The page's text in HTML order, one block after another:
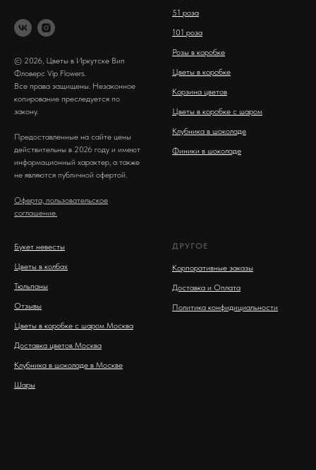
© 2026, Цветы в Иркутске Вип
Фловерс Vip Flowers.
Все права защищены. Незаконное
копирование преследуется по
закону.
Предоставленные на сайте цены
действительны в 2026 году и имеют
информационный характер, а также
не являются публичной офертой.
Оферта, пользовательское
соглашение.
51 роза
101 роза
Розы в коробке
Цветы в коробке
Корзина цветов
Цветы в коробке с шаром
Клубника в шоколаде
Финики в шоколаде
Букет невесты
Цветы в колбах
Тюльпаны
Отзывы
Цветы в коробке с шаром Москва
Доставка цветов Москва
Клубника в шоколаде в Москве
Шары
ДРУГОЕ
Корпоративные заказы
Доставка и Оплата
Политика конфидициальности